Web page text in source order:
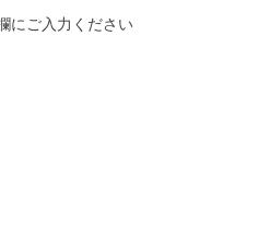
にご入力ください